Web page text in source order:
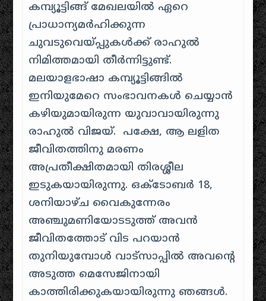
കമ്പ്യൂട്ടിങ്ങ് മേഖലയിൽ ഏറെ
പ്രാധാന്യമർഹിക്കുന്ന
ചുവടുവെയ്പ്പുകൾക്ക് രാഹുൽ
നിമിത്തമായി തീർന്നിട്ടുണ്ട്.
മലയാളഭാഷാ കമ്പ്യൂട്ടിങ്ങിൽ
ഇനിയുമേറെ സംഭാവനകൾ ചെയ്യാൻ
കഴിയുമായിരുന്ന യുവാവായിരുന്നു
രാഹുൽ വിജയ്. പക്ഷേ, ആ ലളിത
ജീവിതത്തിനു മരണം
അപ്രതീക്ഷിതമായി തിരശ്ശീല
ഇടുകയായിരുന്നു. ഒക്ടോബർ 18,
ശനിയാഴ്ച വൈകുന്നേരം
അഞ്ചുമണിയോടടുത്ത് അവൻ
ജീവിതത്തോട് വിട പറയാൻ
തുനിയുമ്പോൾ വാട്സാപ്പിൽ അവന്റെ
അടുത്ത മെസേജിനായി
കാത്തിരിക്കുകയായിരുന്നു ഞങ്ങൾ.